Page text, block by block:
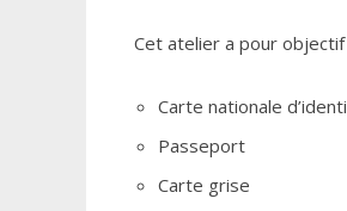
Cet atelier a pour
Carte nationale
Passeport
Carte grise